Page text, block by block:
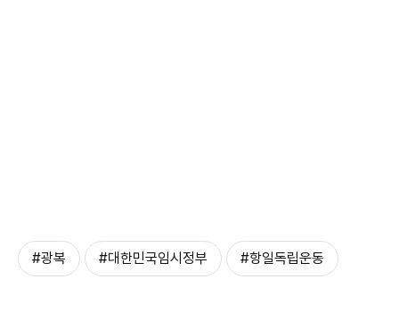
#광복 #대한민국임시정부 #항일독립운동